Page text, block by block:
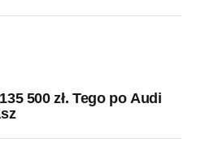
500 zł. Tego po Audi